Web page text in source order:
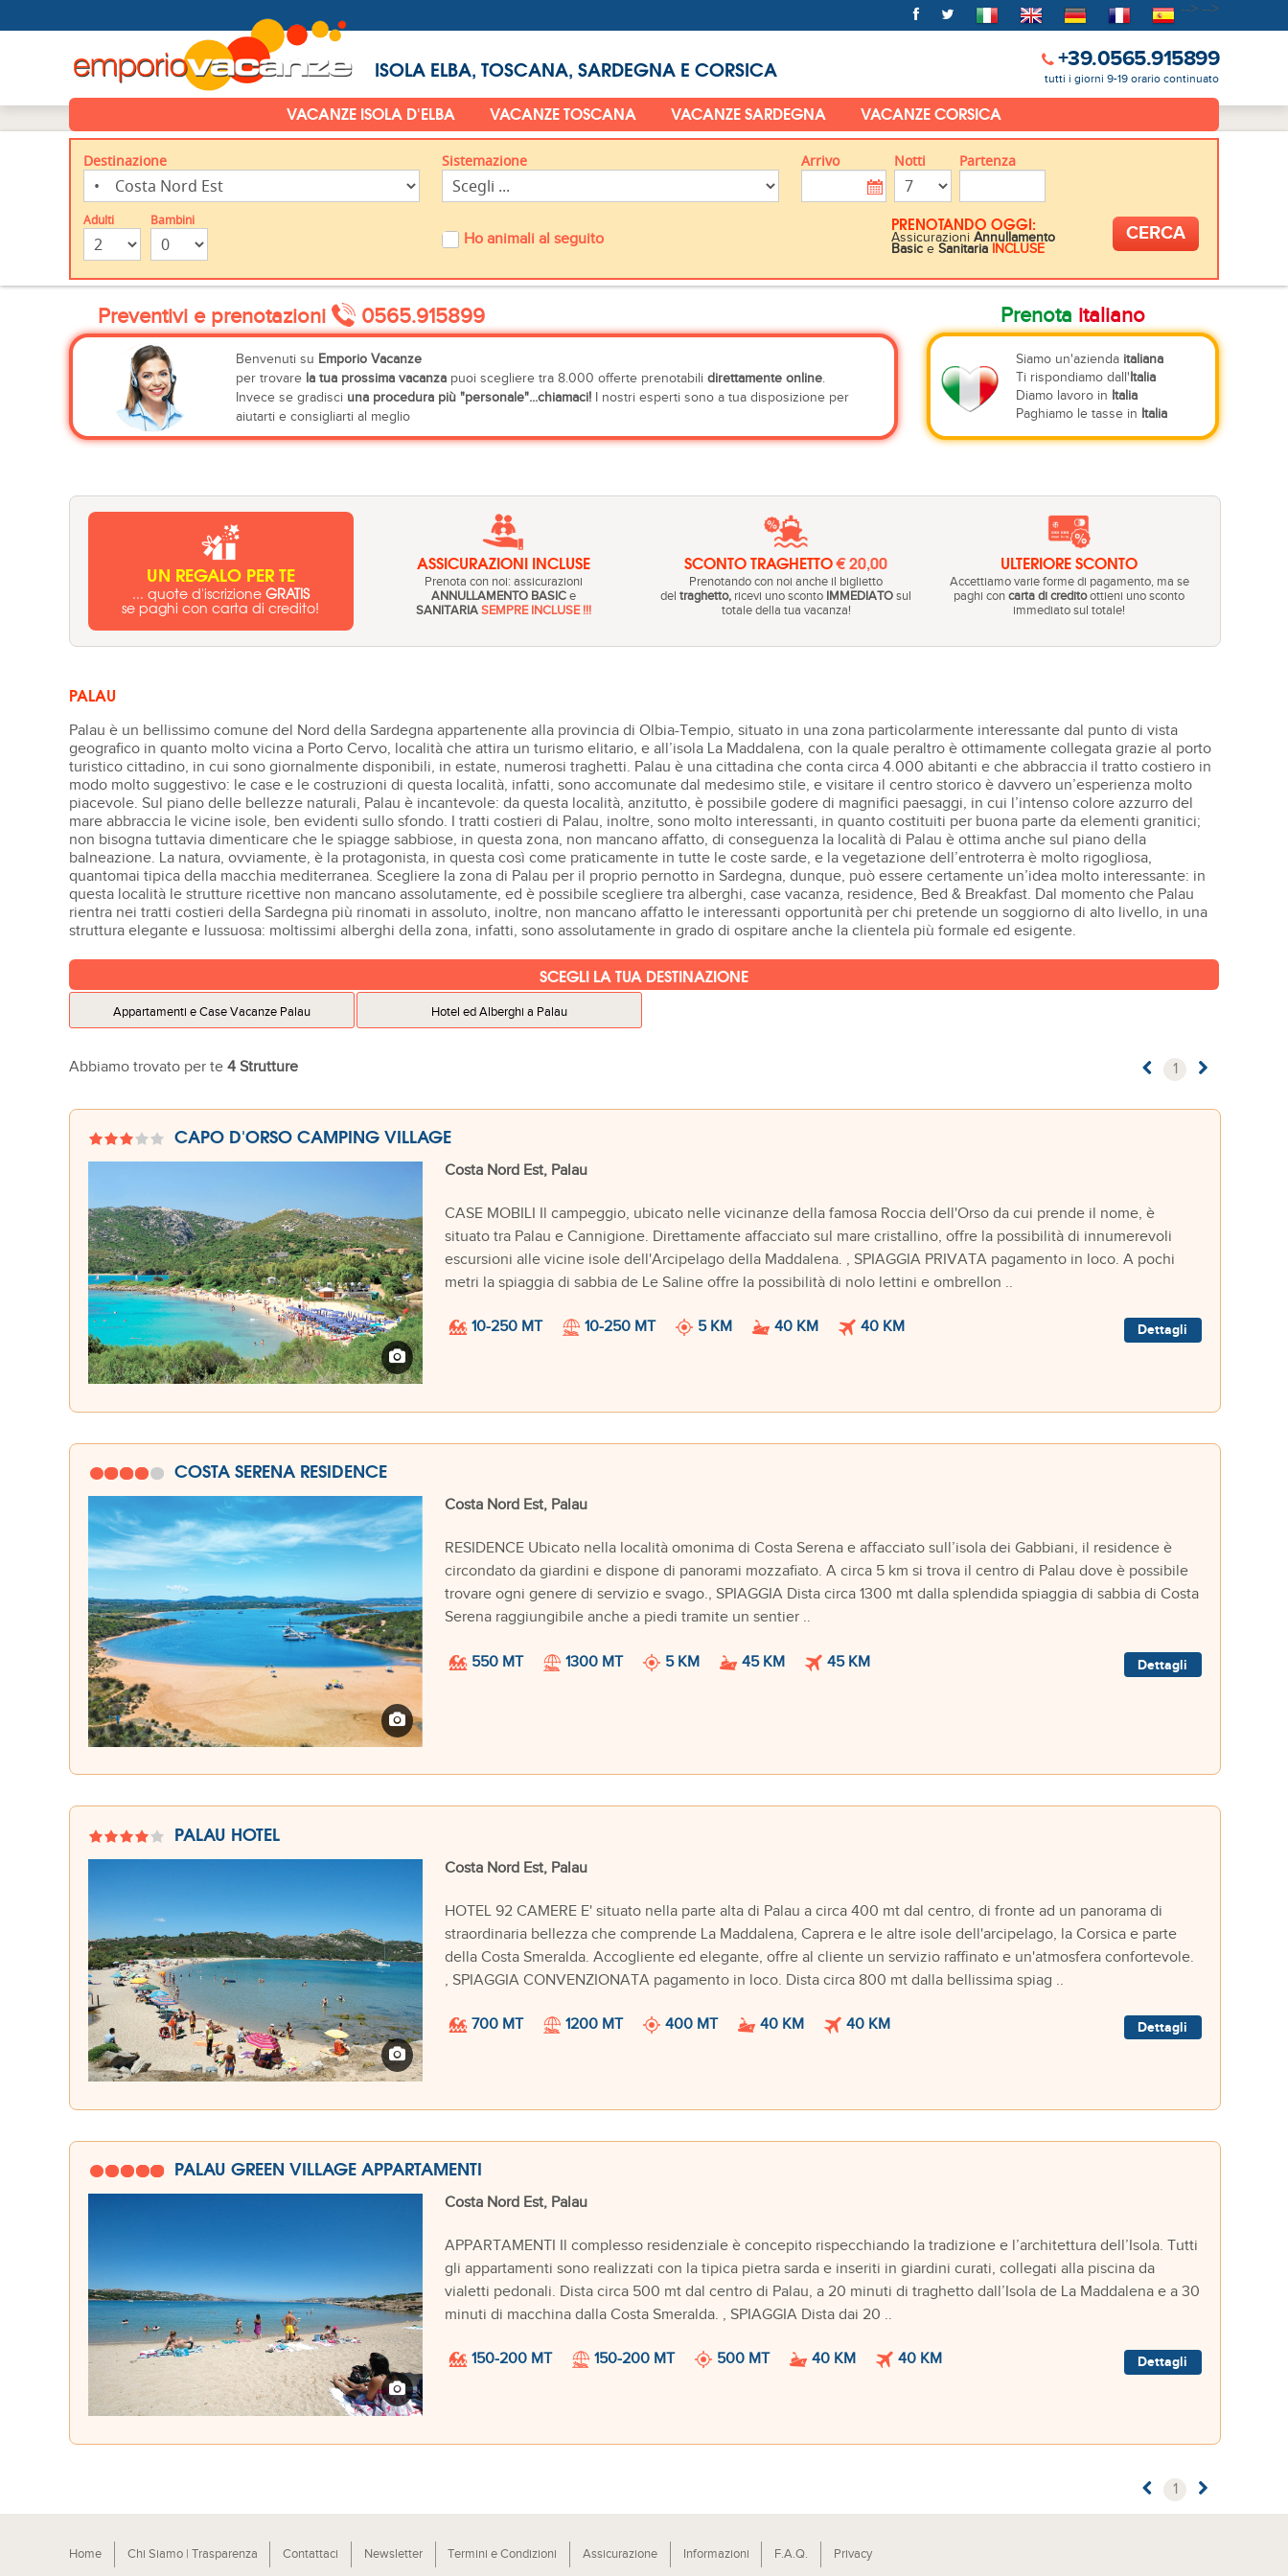
--> -->
ISOLA ELBA, TOSCANA, SARDEGNA E CORSICA +39.0565.915899
tutti i giorni 9-19 orario continuato
VACANZE ISOLA D'ELBA VACANZE TOSCANA VACANZE SARDEGNA VACANZE CORSICA
Destinazione Sistemazione Arrivo Notti Partenza
Adulti Bambini
Ho animali al seguito
PRENOTANDO OGGI:
AssicurazioniAnnullamento
Basic eSanitaria INCLUSE
Preventivi e prenotazioni 0565.915899
Benvenuti su Emporio Vacanze
per trovare la tua prossima vacanza puoi scegliere tra 8.000 offerte prenotabilidirettamente online.
Invece se gradisci una procedura più "personale"...chiamaci! I nostri esperti sono a tua disposizione per
aiutarti e consigliarti al meglio
Prenota italiano
Siamo un'azienda italiana
Ti rispondiamo dall'Italia
Diamo lavoro in Italia
Paghiamo le tasse in Italia
UN REGALO PER TE
... quote d'iscrizioneGRATIS
se paghi con carta di credito!
ASSICURAZIONI INCLUSE
Prenota con noi: assicurazioni
ANNULLAMENTO BASIC e
SANITARIA SEMPRE INCLUSE !!!
SCONTO TRAGHETTO€ 20,00
Prenotando con noi anche il biglietto
deltraghetto, ricevi uno sconto IMMEDIATOsul
totale della tua vacanza!
ULTERIORE SCONTO
Accettiamo varie forme di pagamento, ma se
paghi con carta di creditoottieni uno sconto
immediato sul totale!
PALAU
Palau è un bellissimo comune del Nord della Sardegna appartenente alla provincia di Olbia-Tempio, situato in una zona particolarmente interessante dal punto di vista
geografico in quanto molto vicina a Porto Cervo, località che attira un turismo elitario, e all’isola La Maddalena, con la quale peraltro è ottimamente collegata grazie al porto
turistico cittadino, in cui sono giornalmente disponibili, in estate, numerosi traghetti. Palau è una cittadina che conta circa 4.000 abitanti e che abbraccia il tratto costiero in
modo molto suggestivo: le case e le costruzioni di questa località, infatti, sono accomunate dal medesimo stile, e visitare il centro storico è davvero un’esperienza molto
piacevole. Sul piano delle bellezze naturali, Palau è incantevole: da questa località, anzitutto, è possibile godere di magnifici paesaggi, in cui l’intenso colore azzurro del
mare abbraccia le vicine isole, ben evidenti sullo sfondo. I tratti costieri di Palau, inoltre, sono molto interessanti, in quanto costituiti per buona parte da elementi granitici;
non bisogna tuttavia dimenticare che le spiagge sabbiose, in questa zona, non mancano affatto, di conseguenza la località di Palau è ottima anche sul piano della
balneazione. La natura, ovviamente, è la protagonista, in questa così come praticamente in tutte le coste sarde, e la vegetazione dell’entroterra è molto rigogliosa,
quantomai tipica della macchia mediterranea. Scegliere la zona di Palau per il proprio pernotto in Sardegna, dunque, può essere certamente un’idea molto interessante: in
questa località le strutture ricettive non mancano assolutamente, ed è possibile scegliere tra alberghi, case vacanza, residence, Bed & Breakfast. Dal momento che Palau
rientra nei tratti costieri della Sardegna più rinomati in assoluto, inoltre, non mancano affatto le interessanti opportunità per chi pretende un soggiorno di alto livello, in una
struttura elegante e lussuosa: moltissimi alberghi della zona, infatti, sono assolutamente in grado di ospitare anche la clientela più formale ed esigente.
SCEGLI LA TUA DESTINAZIONE
Appartamenti e Case Vacanze Palau Hotel ed Alberghi a Palau
Abbiamo trovato per te 4 Strutture 1
CAPO D'ORSO CAMPING VILLAGE
Costa Nord Est, Palau
CASE MOBILI Il campeggio, ubicato nelle vicinanze della famosa Roccia dell'Orso da cui prende il nome, è
situato tra Palau e Cannigione. Direttamente affacciato sul mare cristallino, offre la possibilità di innumerevoli
escursioni alle vicine isole dell'Arcipelago della Maddalena. , SPIAGGIA PRIVATA pagamento in loco. A pochi
metri la spiaggia di sabbia de Le Saline offre la possibilità di nolo lettini e ombrellon ..
10-250 MT 10-250 MT 5 KM 40 KM 40 KM Dettagli
COSTA SERENA RESIDENCE
Costa Nord Est, Palau
RESIDENCE Ubicato nella località omonima di Costa Serena e affacciato sull’isola dei Gabbiani, il residence è
circondato da giardini e dispone di panorami mozzafiato. A circa 5 km si trova il centro di Palau dove è possibile
trovare ogni genere di servizio e svago., SPIAGGIA Dista circa 1300 mt dalla splendida spiaggia di sabbia di Costa
Serena raggiungibile anche a piedi tramite un sentier ..
550 MT 1300 MT 5 KM 45 KM 45 KM Dettagli
PALAU HOTEL
Costa Nord Est, Palau
HOTEL 92 CAMERE E' situato nella parte alta di Palau a circa 400 mt dal centro, di fronte ad un panorama di
straordinaria bellezza che comprende La Maddalena, Caprera e le altre isole dell'arcipelago, la Corsica e parte
della Costa Smeralda. Accogliente ed elegante, offre al cliente un servizio raffinato e un'atmosfera confortevole.
, SPIAGGIA CONVENZIONATA pagamento in loco. Dista circa 800 mt dalla bellissima spiag ..
700 MT 1200 MT 400 MT 40 KM 40 KM Dettagli
PALAU GREEN VILLAGE APPARTAMENTI
Costa Nord Est, Palau
APPARTAMENTI Il complesso residenziale è concepito rispecchiando la tradizione e l’architettura dell’Isola. Tutti
gli appartamenti sono realizzati con la tipica pietra sarda e inseriti in giardini curati, collegati alla piscina da
vialetti pedonali. Dista circa 500 mt dal centro di Palau, a 20 minuti di traghetto dall’Isola de La Maddalena e a 30
minuti di macchina dalla Costa Smeralda. , SPIAGGIA Dista dai 20 ..
150-200 MT 150-200 MT 500 MT 40 KM 40 KM Dettagli
1
Home Chi Siamo | Trasparenza Contattaci Newsletter Termini e Condizioni Assicurazione Informazioni F.A.Q. Privacy